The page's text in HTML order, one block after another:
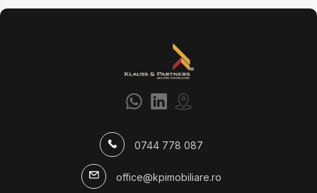
0744 778 087
office@kpimobiliare.ro